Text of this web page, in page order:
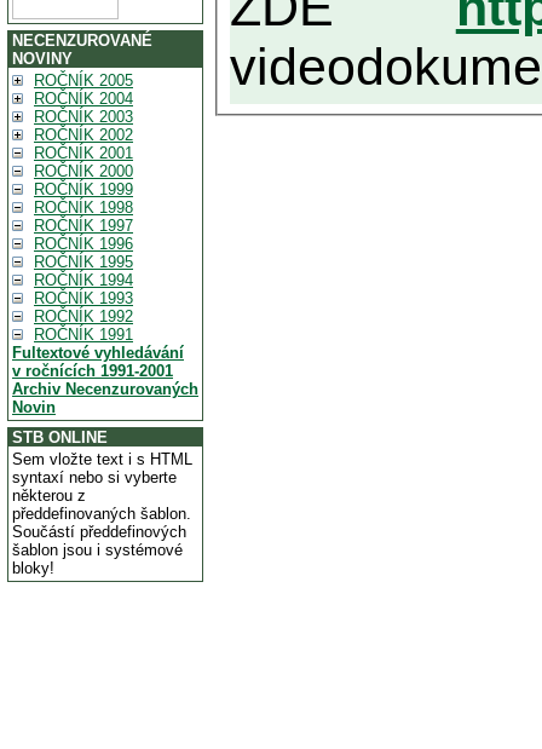
NECENZUROVANÉ
NOVINY
ROČNÍK 2005
ROČNÍK 2004
ROČNÍK 2003
ROČNÍK 2002
ROČNÍK 2001
ROČNÍK 2000
ROČNÍK 1999
ROČNÍK 1998
ROČNÍK 1997
ROČNÍK 1996
ROČNÍK 1995
ROČNÍK 1994
ROČNÍK 1993
ROČNÍK 1992
ROČNÍK 1991
Fultextové vyhledávání
v ročnících 1991-2001
Archiv Necenzurovaných
Novin
STB ONLINE
Sem vložte text i s HTML
syntaxí nebo si vyberte
některou z
předdefinovaných šablon.
Součástí předdefinových
šablon jsou i systémové
bloky!